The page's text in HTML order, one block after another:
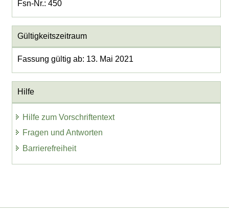
Fsn-Nr.: 450
Gültigkeitszeitraum
Fassung gültig ab: 13. Mai 2021
Hilfe
Hilfe zum Vorschriftentext
Fragen und Antworten
Barrierefreiheit